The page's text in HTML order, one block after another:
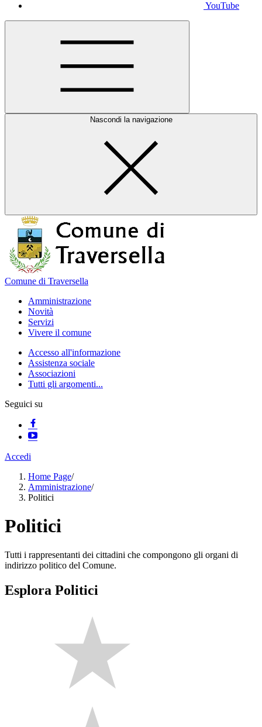
YouTube
Nascondi la navigazione
Comune di Traversella
Amministrazione
Novità
Servizi
Vivere il comune
Accesso all'informazione
Assistenza sociale
Associazioni
Tutti gli argomenti...
Seguici su
Accedi
Home Page/
Amministrazione/
Politici
Politici
Tutti i rappresentanti dei cittadini che compongono gli organi di
indirizzo politico del Comune.
Esplora Politici